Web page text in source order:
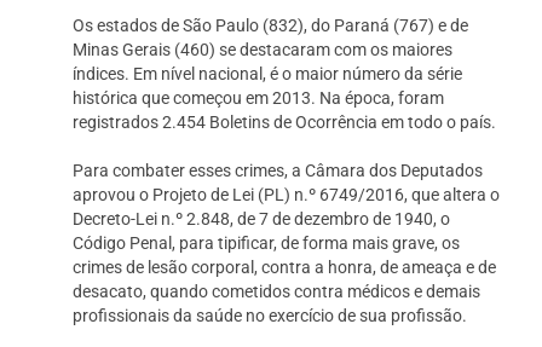
Os estados de São Paulo (832), do Paraná (767) e de
Minas Gerais (460) se destacaram com os maiores
índices. Em nível nacional, é o maior número da série
histórica que começou em 2013. Na época, foram
registrados 2.454 Boletins de Ocorrência em todo o país.
Para combater esses crimes, a Câmara dos Deputados
aprovou o Projeto de Lei (PL) n.º 6749/2016, que altera o
Decreto-Lei n.º 2.848, de 7 de dezembro de 1940, o
Código Penal, para tipificar, de forma mais grave, os
crimes de lesão corporal, contra a honra, de ameaça e de
desacato, quando cometidos contra médicos e demais
profissionais da saúde no exercício de sua profissão.